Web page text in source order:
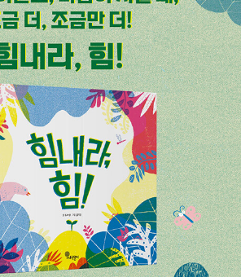
의 이유로 힘듭니다. 힘든 우리가 서로를
아갔으면 합니다. 우리, 힘내요, 힘!